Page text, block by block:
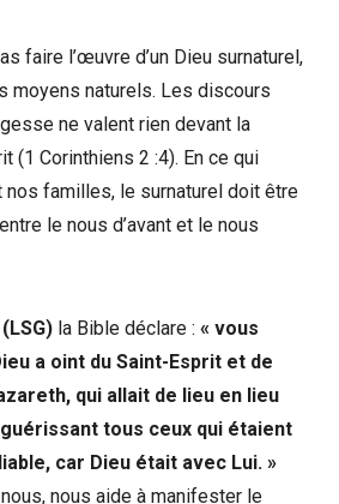
faire l’œuvre d’un Dieu surnaturel,
moyens naturels. Les discours
ne valent rien devant la
(1 Corinthiens 2 :4). En ce qui
nos familles, le surnaturel doit être
le nous d’avant et le nous
la Bible déclare : « vous
a oint du Saint-Esprit et de
qui allait de lieu en lieu
tous ceux qui étaient
car Dieu était avec Lui. »
nous aide à manifester le